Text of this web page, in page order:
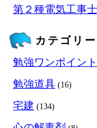
第２種電気工事
カテゴリー
勉強ワンポイン
勉強道具 (16)
宅建 (134)